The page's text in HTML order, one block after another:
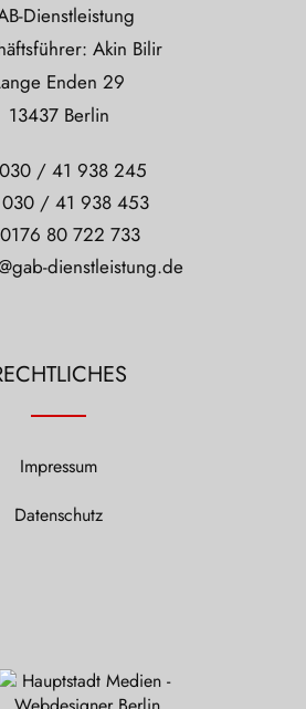
Dienstleistung
Akin Bilir
Enden 29
13437 Berlin
030 / 41 938 245
030 / 41 938 453
0176 80 722 733
dienstleistung.de
Impressum
Datenschutz